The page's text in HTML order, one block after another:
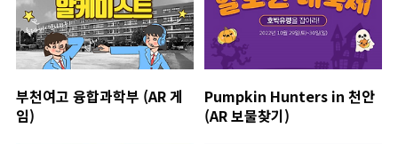
부천여고 융합과학부 (AR 게
임)
Pumpkin Hunters in 천안
(AR 보물찾기)